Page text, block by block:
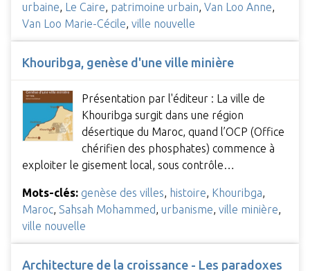
urbaine, Le Caire, patrimoine urbain, Van Loo Anne,
Van Loo Marie-Cécile, ville nouvelle
Khouribga, genèse d'une ville minière
Présentation par l'éditeur : La ville de
Khouribga surgit dans une région
désertique du Maroc, quand l’OCP (Office
chérifien des phosphates) commence à
exploiter le gisement local, sous contrôle…
Mots-clés: genèse des villes histoire Khouribga
Maroc Sahsah Mohammed urbanisme ville minière
ville nouvelle
Architecture de la croissance - Les paradoxes